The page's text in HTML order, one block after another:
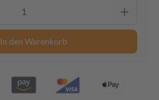
In den Warenkorb